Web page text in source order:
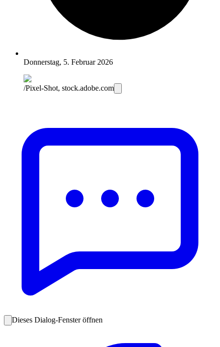
Donnerstag, 5. Februar 2026
/Pixel-Shot, stock.adobe.com
Dieses Dialog-Fenster öffnen